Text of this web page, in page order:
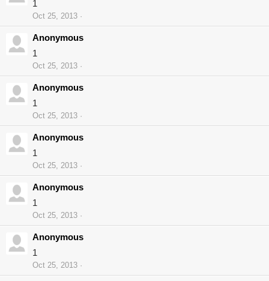
1
Oct 25, 2013
Anonymous
1
Oct 25, 2013
Anonymous
1
Oct 25, 2013
Anonymous
1
Oct 25, 2013
Anonymous
1
Oct 25, 2013
Anonymous
1
Oct 25, 2013